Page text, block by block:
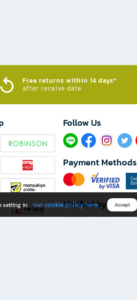
Free returns within 14 days*
after receive date
Follow Us​
Payment Methods
Verified by
setting in our cookie policy here Accept